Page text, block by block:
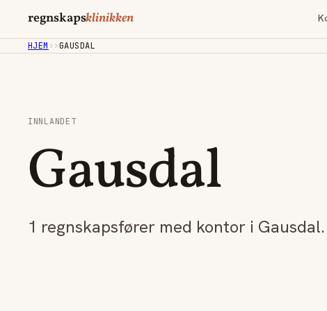
regnskapsklinikken
HJEM › ›GAUSDAL
INNLANDET
Gausdal
1 regnskapsfører med kontor i Gausdal.